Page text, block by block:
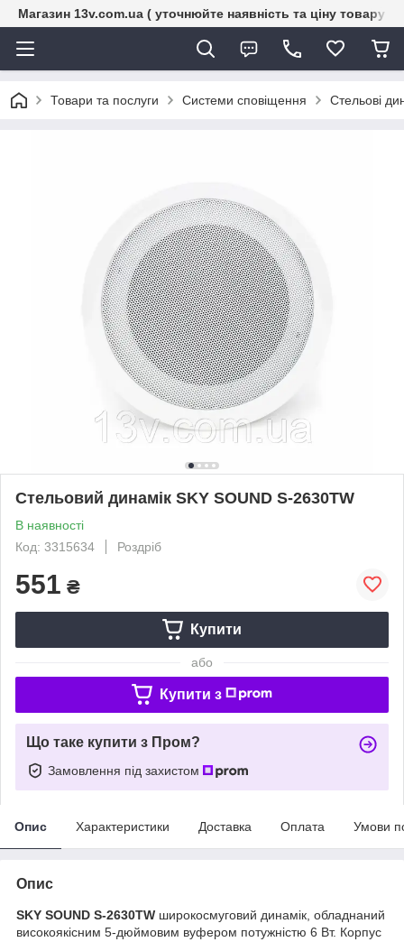
Магазин 13v.com.ua ( уточнюйте наявність та ціну товару
Товари та послуги Системи сповіщення Стельові
Стельовий динамік SKY SOUND S-2630TW
В наявності
Код: 3315634
Роздріб
551 ₴
Купити
або
Купити з
Що таке купити з Пром?
Замовлення під захистом
Опис Характеристики Доставка Оплата Умови
Опис
SKY SOUND S-2630TW широкосмуговий динамік, обладнаний
високоякісним 5-дюймовим вуфером потужністю 6 Вт. Корпус